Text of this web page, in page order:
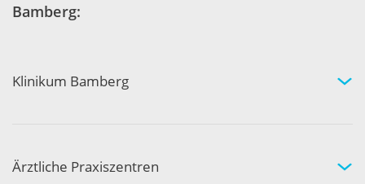
Bamberg:
Klinikum Bamberg
Ihre Sicherheit
Ärztliche Praxiszentren